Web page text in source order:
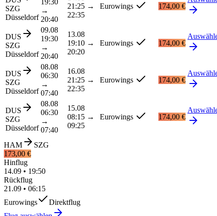
SZG
Düsseldorf
→
20:40
21:25 →
22:35
Eurowings 174,00 €
DUS
SZG
Düsseldorf
09.08
19:30
→
20:40
13.08
19:10 →
20:20
Eurowings 174,00 €
DUS
SZG
Düsseldorf
08.08
06:30
→
07:40
16.08
21:25 →
22:35
Eurowings 174,00 €
DUS
SZG
Düsseldorf
08.08
06:30
→
07:40
15.08
08:15 →
09:25
Eurowings 174,00 €
HAM
SZG
173,00 €
Hinflug
14.09 • 19:50
Rückflug
21.09 • 06:15
Eurowings
Direktflug